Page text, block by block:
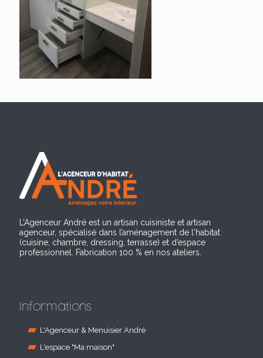
L’Agenceur André est un artisan cuisiniste et artisan
agenceur, spécialisé dans l’aménagement de l'habitat
(cuisine, chambre, dressing, terrasse) et d’espace
professionnel. Fabrication 100 % en nos ateliers.
Informations
L'Agenceur & Menuisier André
L'espace "Ma maison"